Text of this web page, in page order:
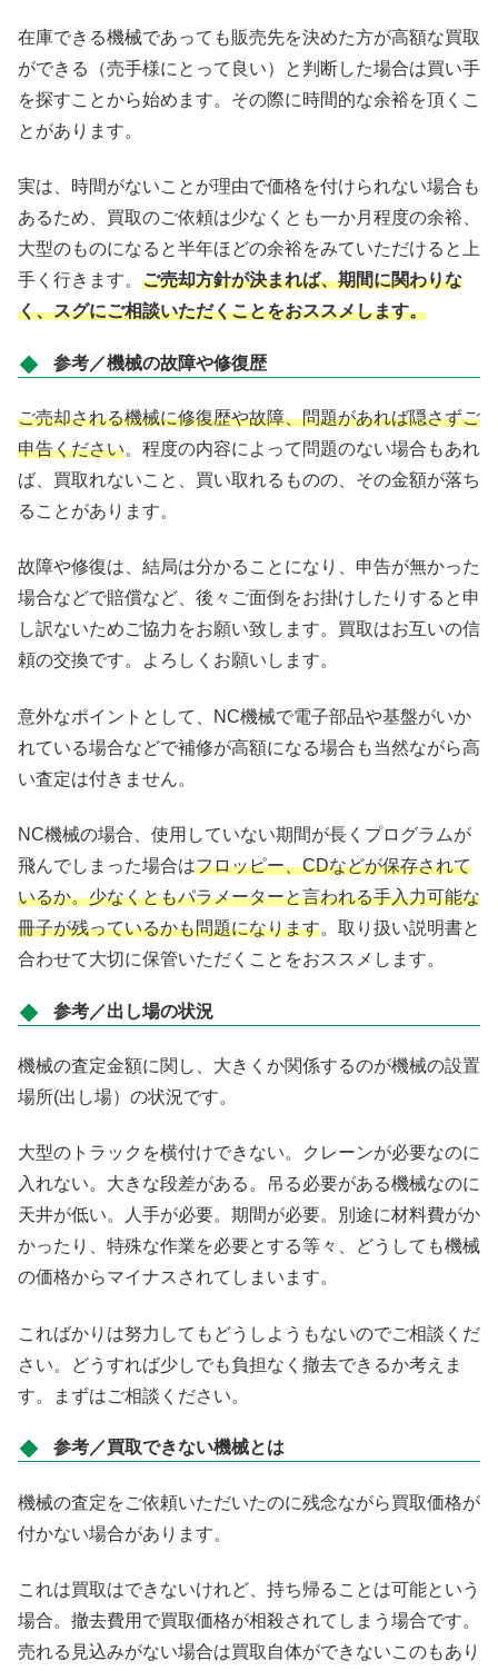
在庫できる機械であっても販売先を決めた方が高額な買取
ができる（売手様にとって良い）と判断した場合は買い手
を探すことから始めます。その際に時間的な余裕を頂くこ
とがあります。
実は、時間がないことが理由で価格を付けられない場合も
あるため、買取のご依頼は少なくとも一か月程度の余裕、
大型のものになると半年ほどの余裕をみていただけると上
手く行きます。 ご売却方針が決まれば、期間に関わりな
く、スグにご相談いただくことをおススメします。
参考／機械の故障や修復歴
ご売却される機械に修復歴や故障、問題があれば隠さずご
申告ください。程度の内容によって問題のない場合もあれ
ば、買取れないこと、買い取れるものの、その金額が落ち
ることがあります。
故障や修復は、結局は分かることになり、申告が無かった
場合などで賠償など、後々ご面倒をお掛けしたりすると申
し訳ないためご協力をお願い致します。買取はお互いの信
頼の交換です。よろしくお願いします。
意外なポイントとして、NC機械で電子部品や基盤がいか
れている場合などで補修が高額になる場合も当然ながら高
い査定は付きません。
NC機械の場合、使用していない期間が長くプログラムが
飛んでしまった場合はフロッピー、CDなどが保存されて
いるか。少なくともパラメーターと言われる手入力可能な
冊子が残っているかも問題になります。取り扱い説明書と
合わせて大切に保管いただくことをおススメします。
参考／出し場の状況
機械の査定金額に関し、大きくか関係するのが機械の設置
場所(出し場）の状況です。
大型のトラックを横付けできない。クレーンが必要なのに
入れない。大きな段差がある。吊る必要がある機械なのに
天井が低い。人手が必要。期間が必要。別途に材料費がか
かったり、特殊な作業を必要とする等々、どうしても機械
の価格からマイナスされてしまいます。
こればかりは努力してもどうしようもないのでご相談くだ
さい。どうすれば少しでも負担なく撤去できるか考えま
す。まずはご相談ください。
参考／買取できない機械とは
機械の査定をご依頼いただいたのに残念ながら買取価格が
付かない場合があります。
これは買取はできないけれど、持ち帰ることは可能という
場合。撤去費用で買取価格が相殺されてしまう場合です。
売れる見込みがない場合は買取自体ができないこのもあり